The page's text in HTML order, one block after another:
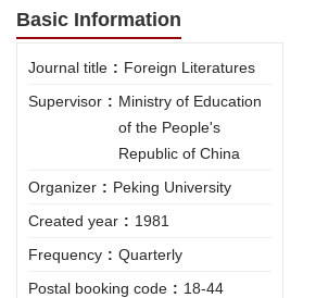
Basic Information
Journal title : Foreign Literatures
Supervisor : Ministry of Education
of the People's
Republic of China
Organizer : Peking University
Created year : 1981
Frequency : Quarterly
Postal booking code : 18-44